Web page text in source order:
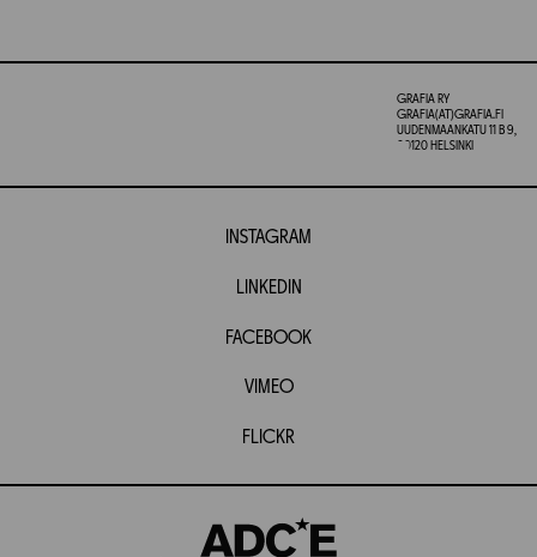
GRAFIA RY
GRAFIA(AT)GRAFIA.FI
UUDENMAANKATU 11 B 9,
00120 HELSINKI
INSTAGRAM
LINKEDIN
FACEBOOK
VIMEO
FLICKR